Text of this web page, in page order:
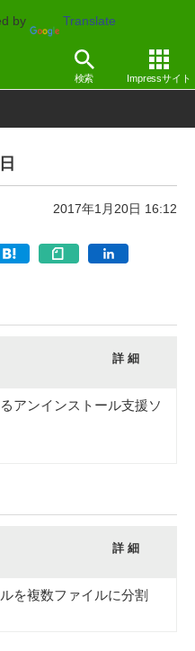
by Translate
検索 Impressサイト
アップデート
2017年1月20日 16:12
詳 細
アンインストール支援ソ
詳 細
を複数ファイルに分割